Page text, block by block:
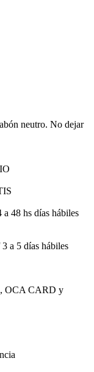
neutro. No dejar
48 hs días hábiles
a 5 días hábiles
OCA CARD y